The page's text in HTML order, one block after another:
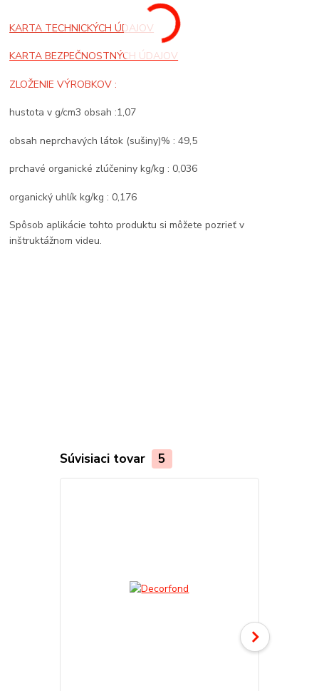
KARTA TECHNICKÝCH ÚDAJOV
KARTA BEZPEČNOSTNÝCH ÚDAJOV
ZLOŽENIE VÝROBKOV :
hustota v g/cm3 obsah :1,07
obsah neprchavých látok (sušiny)% : 49,5
prchavé organické zlúčeniny kg/kg : 0,036
organický uhlík kg/kg : 0,176
Spôsob aplikácie tohto produktu si môžete pozrieť v
inštruktážnom videu.
Súvisiaci tovar 5